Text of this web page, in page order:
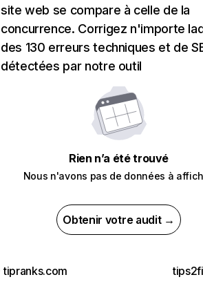
site web se compare à celle de la
concurrence. Corrigez n'importe
des 130 erreurs techniques et de
détectées par notre outil
Rien n’a été trouvé
Nous n'avons pas de données à
Obtenir votre audit →
tipranks.com